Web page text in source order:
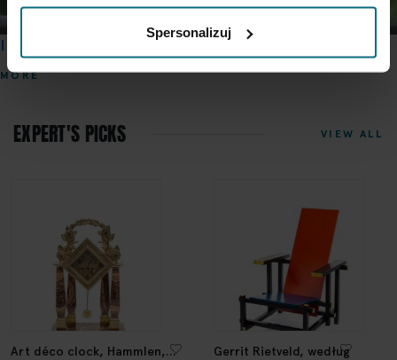
Spersonalizuj
In the Glowing Sunset
MORE
EXPERT'S PICKS VIEW ALL
Art déco clock, Hammlen,
Gerrit Rietveld, według